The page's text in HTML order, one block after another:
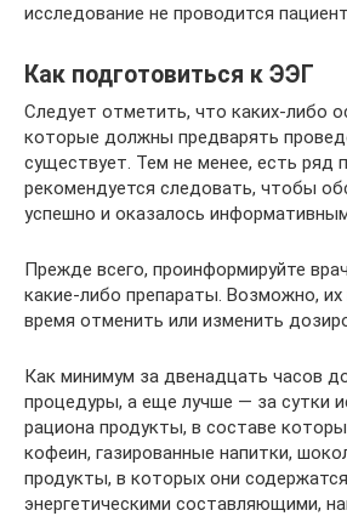
исследование не проводится
Как подготовиться к ЭЭГ
Следует отметить, что каких-либо
которые должны предварять
существует. Тем не менее, есть ряд
рекомендуется следовать, чтобы
успешно и оказалось
Прежде всего, проинформируйте
какие-либо препараты. Возможно,
время отменить или изменить
Как минимум за двенадцать часов
процедуры, а еще лучше — за сутки
рациона продукты, в составе
кофеин, газированные напитки,
продукты, в которых они
энергетическими составляющими,